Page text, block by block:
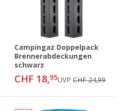
Campingaz Doppelpack
Brennerabdeckungen
schwarz
CHF 18,95UVP CHF 24,99